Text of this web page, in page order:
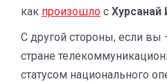
как произошло с Хурсанай
С другой стороны, если вы
стране
статусом национального